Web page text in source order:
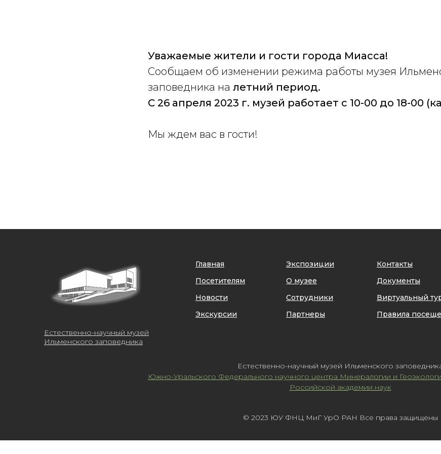
Уважаемые жители и гости города Миасса!
Сообщаем об изменении режима работы музея
заповедника на летний период.
С 26 апреля 2023 г. музей работает с 10-00 до 18-00
Мы ждем вас в гости!
Естественно-научный музей
Ильменского заповедника
Главная
Посетителям
Новости
Экскурсии
Экспозиции
О музее
Сотрудники
Партнеры
Контакты
Документы
Виртуальный
Правила
Естественно-научный музей Ильменского
Южно-Уральского Федерального научного центра Минералогии и
Российской академии наук
© 2023 ЮУ ФНЦ МиГ УрО РАН Все права защищены